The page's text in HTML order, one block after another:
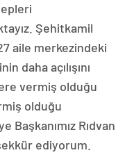
Şehitkamil
aile merkezindeki
daha açılışını
vermiş olduğu
olduğu
Başkanımız Rıdvan
ediyorum.